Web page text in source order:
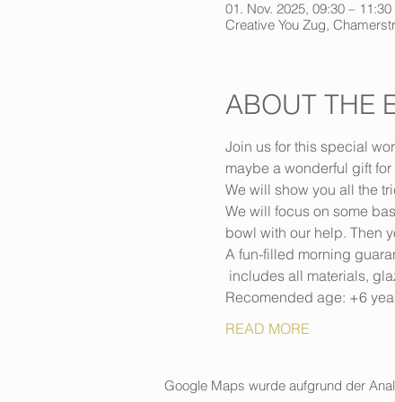
01. Nov. 2025, 09:30 – 11:30
Creative You Zug,
ABOUT THE
Join us for this special
maybe a wonderful gift
We will show you all the
We will focus on some
bowl with our help. Then
A fun-filled morning
includes all materials,
Recomended age: +6
READ MORE
Google Maps wurde aufgrund der